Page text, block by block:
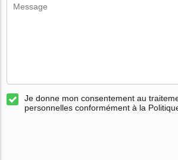
Je donne mon consentement au
personnelles conformément à la